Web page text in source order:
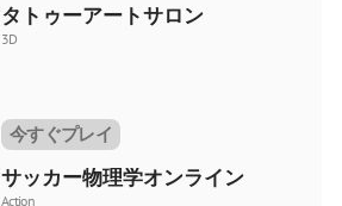
タトゥーアートサロン
3D
今すぐプレイ
サッカー物理学オンライン
Action